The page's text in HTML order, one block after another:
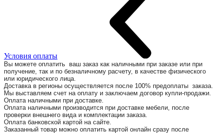
Условия оплаты
Вы можете оплатить ваш заказ как наличными при заказе или при
получение, так и по безналичному расчету, в качестве физического
или юридического лица.
Доставка в регионы осуществляется после 100% предоплаты заказа.
Мы выставляем счет на оплату и заключаем договор купли-продажи.
Оплата наличными при доставке.
Оплата наличными производится при доставке мебели, после
проверки внешнего вида и комплектации заказа.
Оплата банковской картой на сайте.
Заказанный товар можно оплатить картой онлайн сразу после